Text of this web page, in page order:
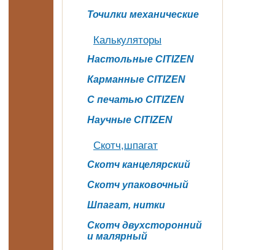
Точилки механические
Калькуляторы
Настольные CITIZEN
Карманные CITIZEN
C печатью CITIZEN
Научные CITIZEN
Скотч,шпагат
Скотч канцелярский
Скотч упаковочный
Шпагат, нитки
Скотч двухсторонний
и малярный